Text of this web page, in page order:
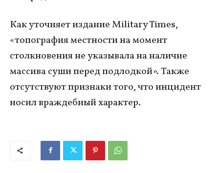
Как уточняет издание Military Times,
«топография местности на момент
столкновения не указывала на наличие
массива суши перед подлодкой». Также
отсутствуют признаки того, что инцидент
носил враждебный характер.